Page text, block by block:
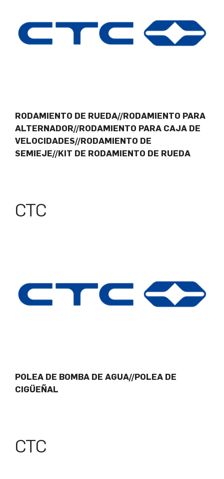
RODAMIENTO DE RUEDA//RODAMIENTO PARA
ALTERNADOR//RODAMIENTO PARA CAJA DE
VELOCIDADES//RODAMIENTO DE
SEMIEJE//KIT DE RODAMIENTO DE RUEDA
CTC
POLEA DE BOMBA DE AGUA//POLEA DE
CIGÜEÑAL
CTC